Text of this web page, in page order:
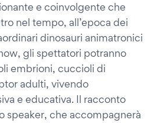
e coinvolgente che
nel tempo, all’epoca dei
dinosauri animatronici
gli spettatori potranno
embrioni, cuccioli di
adulti, vivendo
e educativa. Il racconto
speaker, che accompagnerà